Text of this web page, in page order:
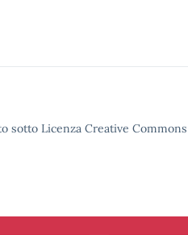
sotto Licenza Creative